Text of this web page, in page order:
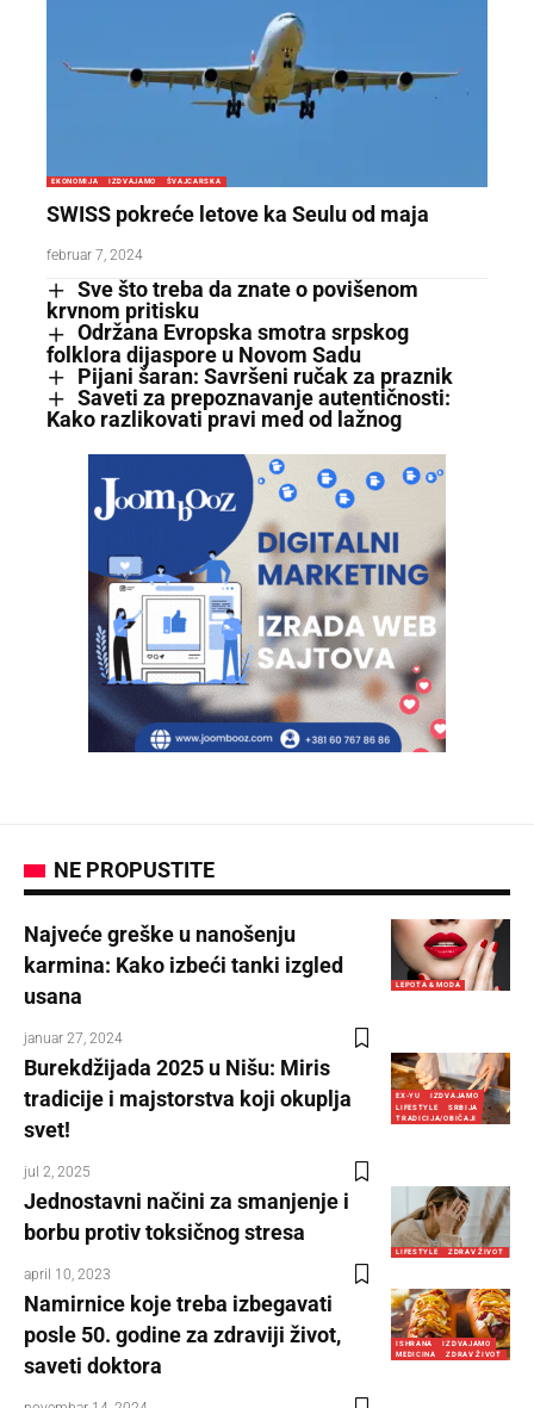
EKONOMIJA IZDVAJAMO ŠVAJCARSKA
SWISS pokreće letove ka Seulu od maja
februar 7, 2024
Sve što treba da znate o povišenom
krvnom pritisku
Održana Evropska smotra srpskog
folklora dijaspore u Novom Sadu
Pijani šaran: Savršeni ručak za praznik
Saveti za prepoznavanje autentičnosti:
Kako razlikovati pravi med od lažnog
NE PROPUSTITE
LEPOTA & MODA
Najveće greške u nanošenju
karmina: Kako izbeći tanki izgled
usana
januar 27, 2024
EX-YU
IZDVAJAMO
LIFESTYLE
SRBIJA
TRADICIJA/OBIČAJI
Burekdžijada 2025 u Nišu: Miris
tradicije i majstorstva koji okuplja
svet!
jul 2, 2025
LIFESTYLE ZDRAV ŽIVOT
Jednostavni načini za smanjenje i
borbu protiv toksičnog stresa
april 10, 2023
ISHRANA
IZDVAJAMO
MEDICINA
ZDRAV ŽIVOT
Namirnice koje treba izbegavati
posle 50. godine za zdraviji život,
saveti doktora